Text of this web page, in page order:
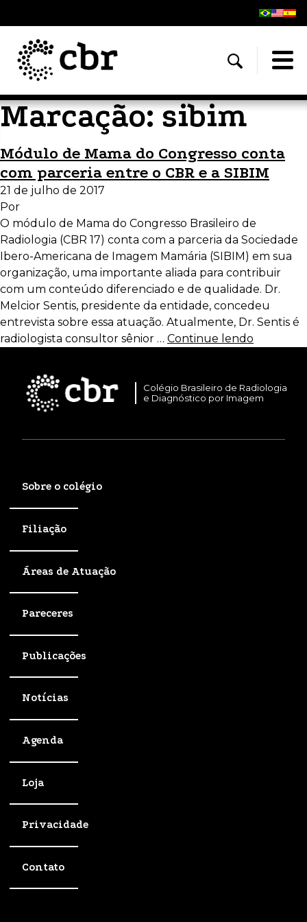
Marcação:sibim
Módulo de Mama do Congresso conta
com parceria entre o CBR e a SIBIM
21 de julho de 2017
Por
O módulo de Mama do Congresso Brasileiro de
Radiologia (CBR 17) conta com a parceria da Sociedade
Ibero-Americana de Imagem Mamária (SIBIM) em sua
organização, uma importante aliada para contribuir
com um conteúdo diferenciado e de qualidade. Dr.
Melcior Sentis, presidente da entidade, concedeu
entrevista sobre essa atuação. Atualmente, Dr. Sentis é
radiologista consultor sênior … Continue lendo
Colégio Brasileiro de Radiologia
e Diagnóstico por Imagem
Sobre o colégio
Filiação
Áreas de Atuação
Pareceres
Publicações
Notícias
Agenda
Loja
Privacidade
Contato